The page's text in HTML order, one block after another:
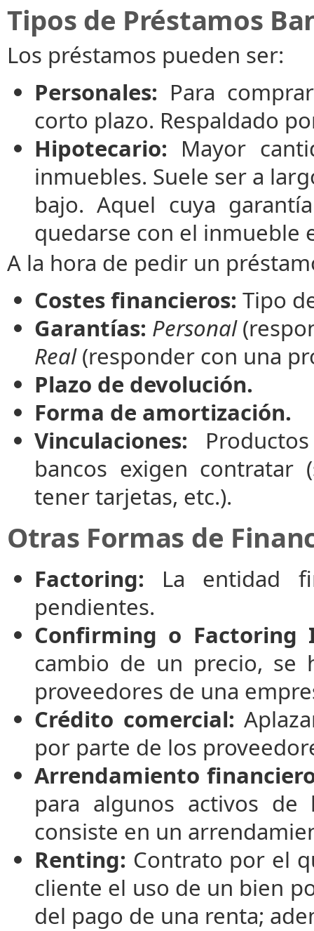
Tipos de Préstamos
Los préstamos pueden ser:
Personales: Para
corto plazo. Respaldado
Hipotecario: Mayor
inmuebles. Suele ser a
bajo. Aquel cuya
quedarse con el inmueble
A la hora de pedir un
Costes financieros: Tipo
Garantías: Personal
Real(responder con una
Plazo de devolución.
Forma de amortización.
Vinculaciones:
bancos exigen contratar
tener tarjetas, etc.).
Otras Formas de
Factoring: La entidad
pendientes.
Confirming o Factoring
cambio de un precio, se
proveedores de una
Crédito comercial:
por parte de los
Arrendamiento
para algunos activos de
consiste en un
Renting: Contrato por el
cliente el uso de un bien
del pago de una renta;